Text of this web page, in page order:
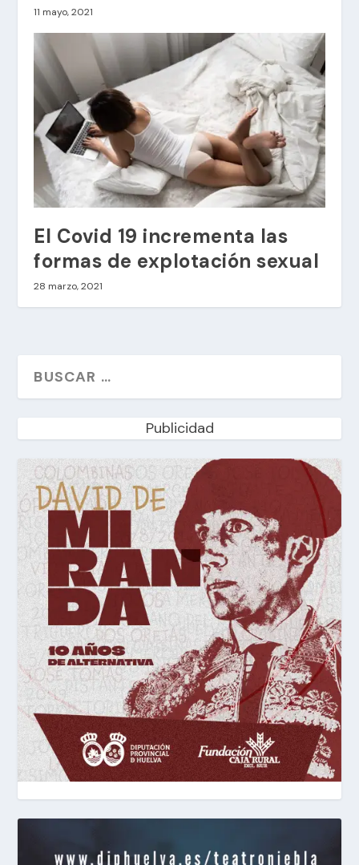
11 mayo, 2021
El Covid 19 incrementa las
formas de explotación sexual
28 marzo, 2021
Publicidad